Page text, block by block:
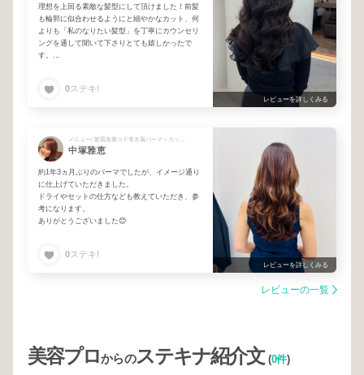
理想を上回る素敵な髪型にして頂けました！前髪
も輪郭に似合わせるようにと細やかなカット、何
よりも「私のなりたい髪型」を丁寧にカウンセリ
ングを通して聞いて下さりとても嬉しかったで
す。
ヒアリングや効き具合を確かめつつ丁寧に合わせ
これ以上ないくらいの大満足の仕上がりで旅行に
行くのが楽しみです。丁寧な施術をありがとうご
0ステキ!
レビューを詳しくみる
中塚雅恵
約1年3ヵ月ぶりのパーマでしたが、イメージ通り
に仕上げていただきました。
ドライやセットの仕方なども教えていただき、参
考になります。
ありがとうございました😊
0ステキ!
レビューを詳しくみる
レビューの一覧
美容プロからのステキナ紹介文(0件)